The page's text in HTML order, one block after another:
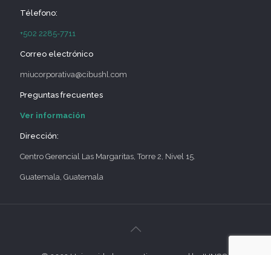
Télefono:
+502 2285-7711
Correo electrónico
miucorporativa@cibushl.com
Preguntas frecuentes
Ver información
Dirección:
Centro Gerencial Las Margaritas, Torre 2, Nivel 15.
Guatemala, Guatemala